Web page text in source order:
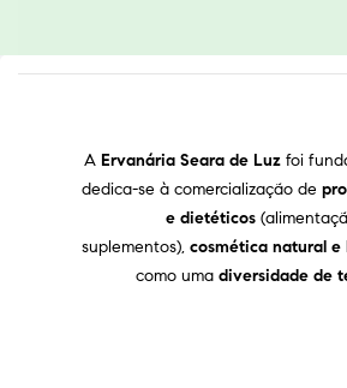
A Ervanária Seara de Luz foi
dedica-se à comercialização de
e dietéticos
suplementos), cosmética natural e
como uma diversidade de